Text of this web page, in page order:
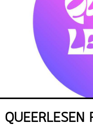
Was
QUEERLESEN